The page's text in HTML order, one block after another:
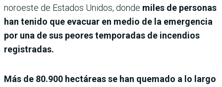
noroeste de Estados Unidos, donde miles de personas
han tenido que evacuar en medio de la emergencia
por una de sus peores temporadas de incendios
registradas.
Más de 80.900 hectáreas se han quemado a lo largo